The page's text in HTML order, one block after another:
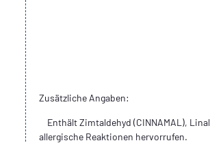
Zusätzliche Angaben:
Enthält Zimtaldehyd (CINNAMAL),
allergische Reaktionen hervorrufen.